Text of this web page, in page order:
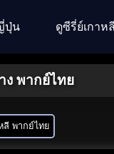
ปุ่น ดูซีรี่ย์เกาหลี
ง พากย์ไทย
ลี พากย์ไทย